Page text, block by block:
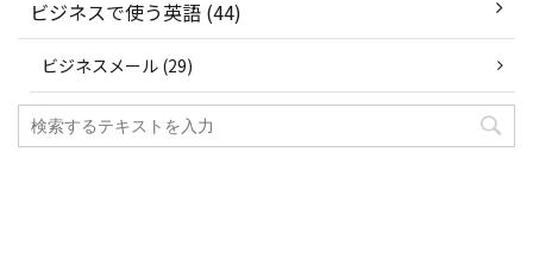
ビジネスで使う英語 (44)
ビジネスメール (29)